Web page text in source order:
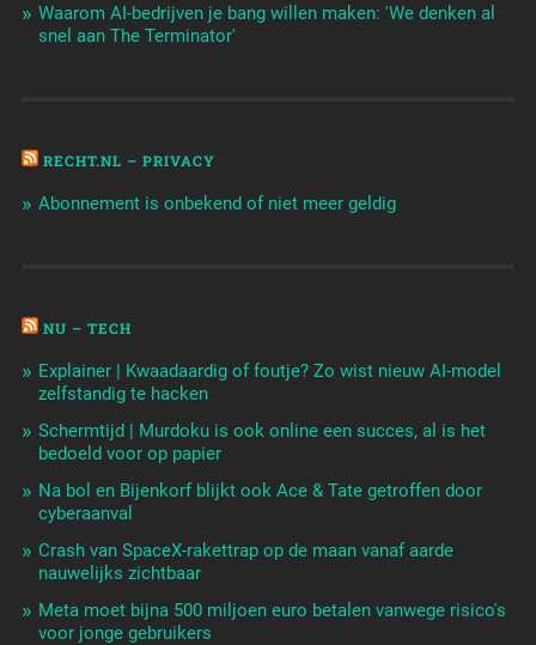
Waarom AI-bedrijven je bang willen maken: 'We denken al
snel aan The Terminator'
RECHT.NL – PRIVACY
Abonnement is onbekend of niet meer geldig
NU – TECH
Explainer | Kwaadaardig of foutje? Zo wist nieuw AI-model
zelfstandig te hacken
Schermtijd | Murdoku is ook online een succes, al is het
bedoeld voor op papier
Na bol en Bijenkorf blijkt ook Ace & Tate getroffen door
cyberaanval
Crash van SpaceX-rakettrap op de maan vanaf aarde
nauwelijks zichtbaar
Meta moet bijna 500 miljoen euro betalen vanwege risico's
voor jonge gebruikers